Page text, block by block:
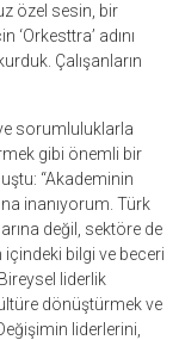
özel sesin, bir
adını
Çalışanların
sorumluluklarla
gibi önemli bir
“Akademinin
inanıyorum. Türk
değil, sektöre de
bilgi ve beceri
liderlik
dönüştürmek ve
liderlerini,